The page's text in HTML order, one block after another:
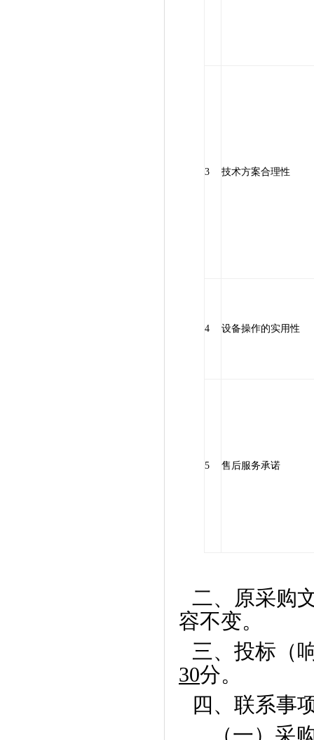
3 技术方案合理性
4 设备操作的实用性
5 售后服务承诺
二、原采购
容不变。
三、投标（
30分。
四、联系事
（一）采